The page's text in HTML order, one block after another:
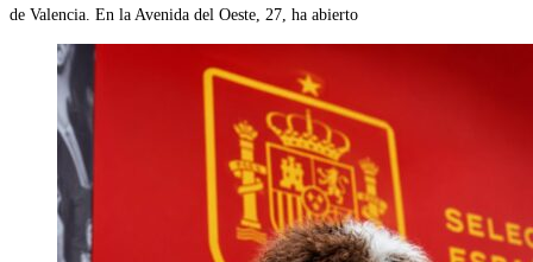
de Valencia. En la Avenida del Oeste, 27, ha abierto